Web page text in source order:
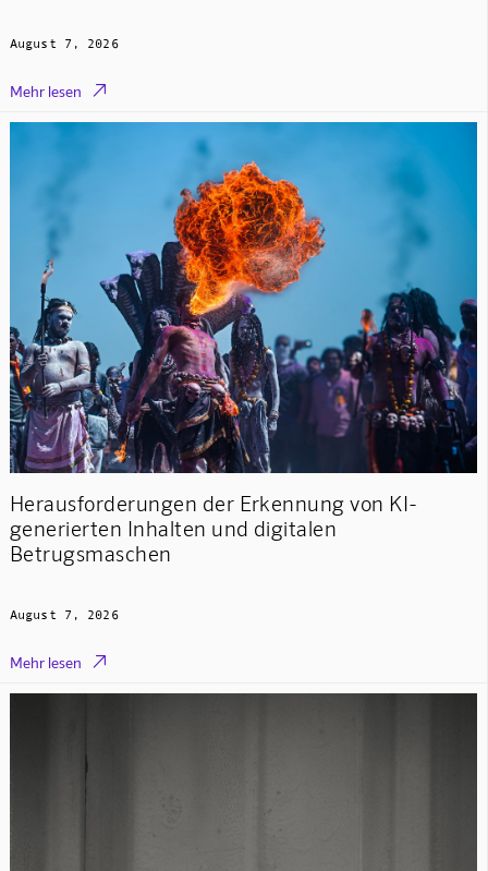
August 7, 2026
Mehr lesen 
Herausforderungen der Erkennung von KI-
generierten Inhalten und digitalen
Betrugsmaschen
August 7, 2026
Mehr lesen 